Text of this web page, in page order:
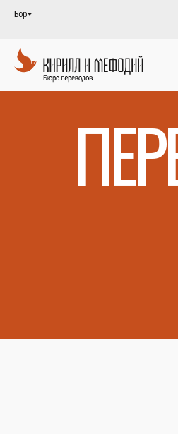
Бор